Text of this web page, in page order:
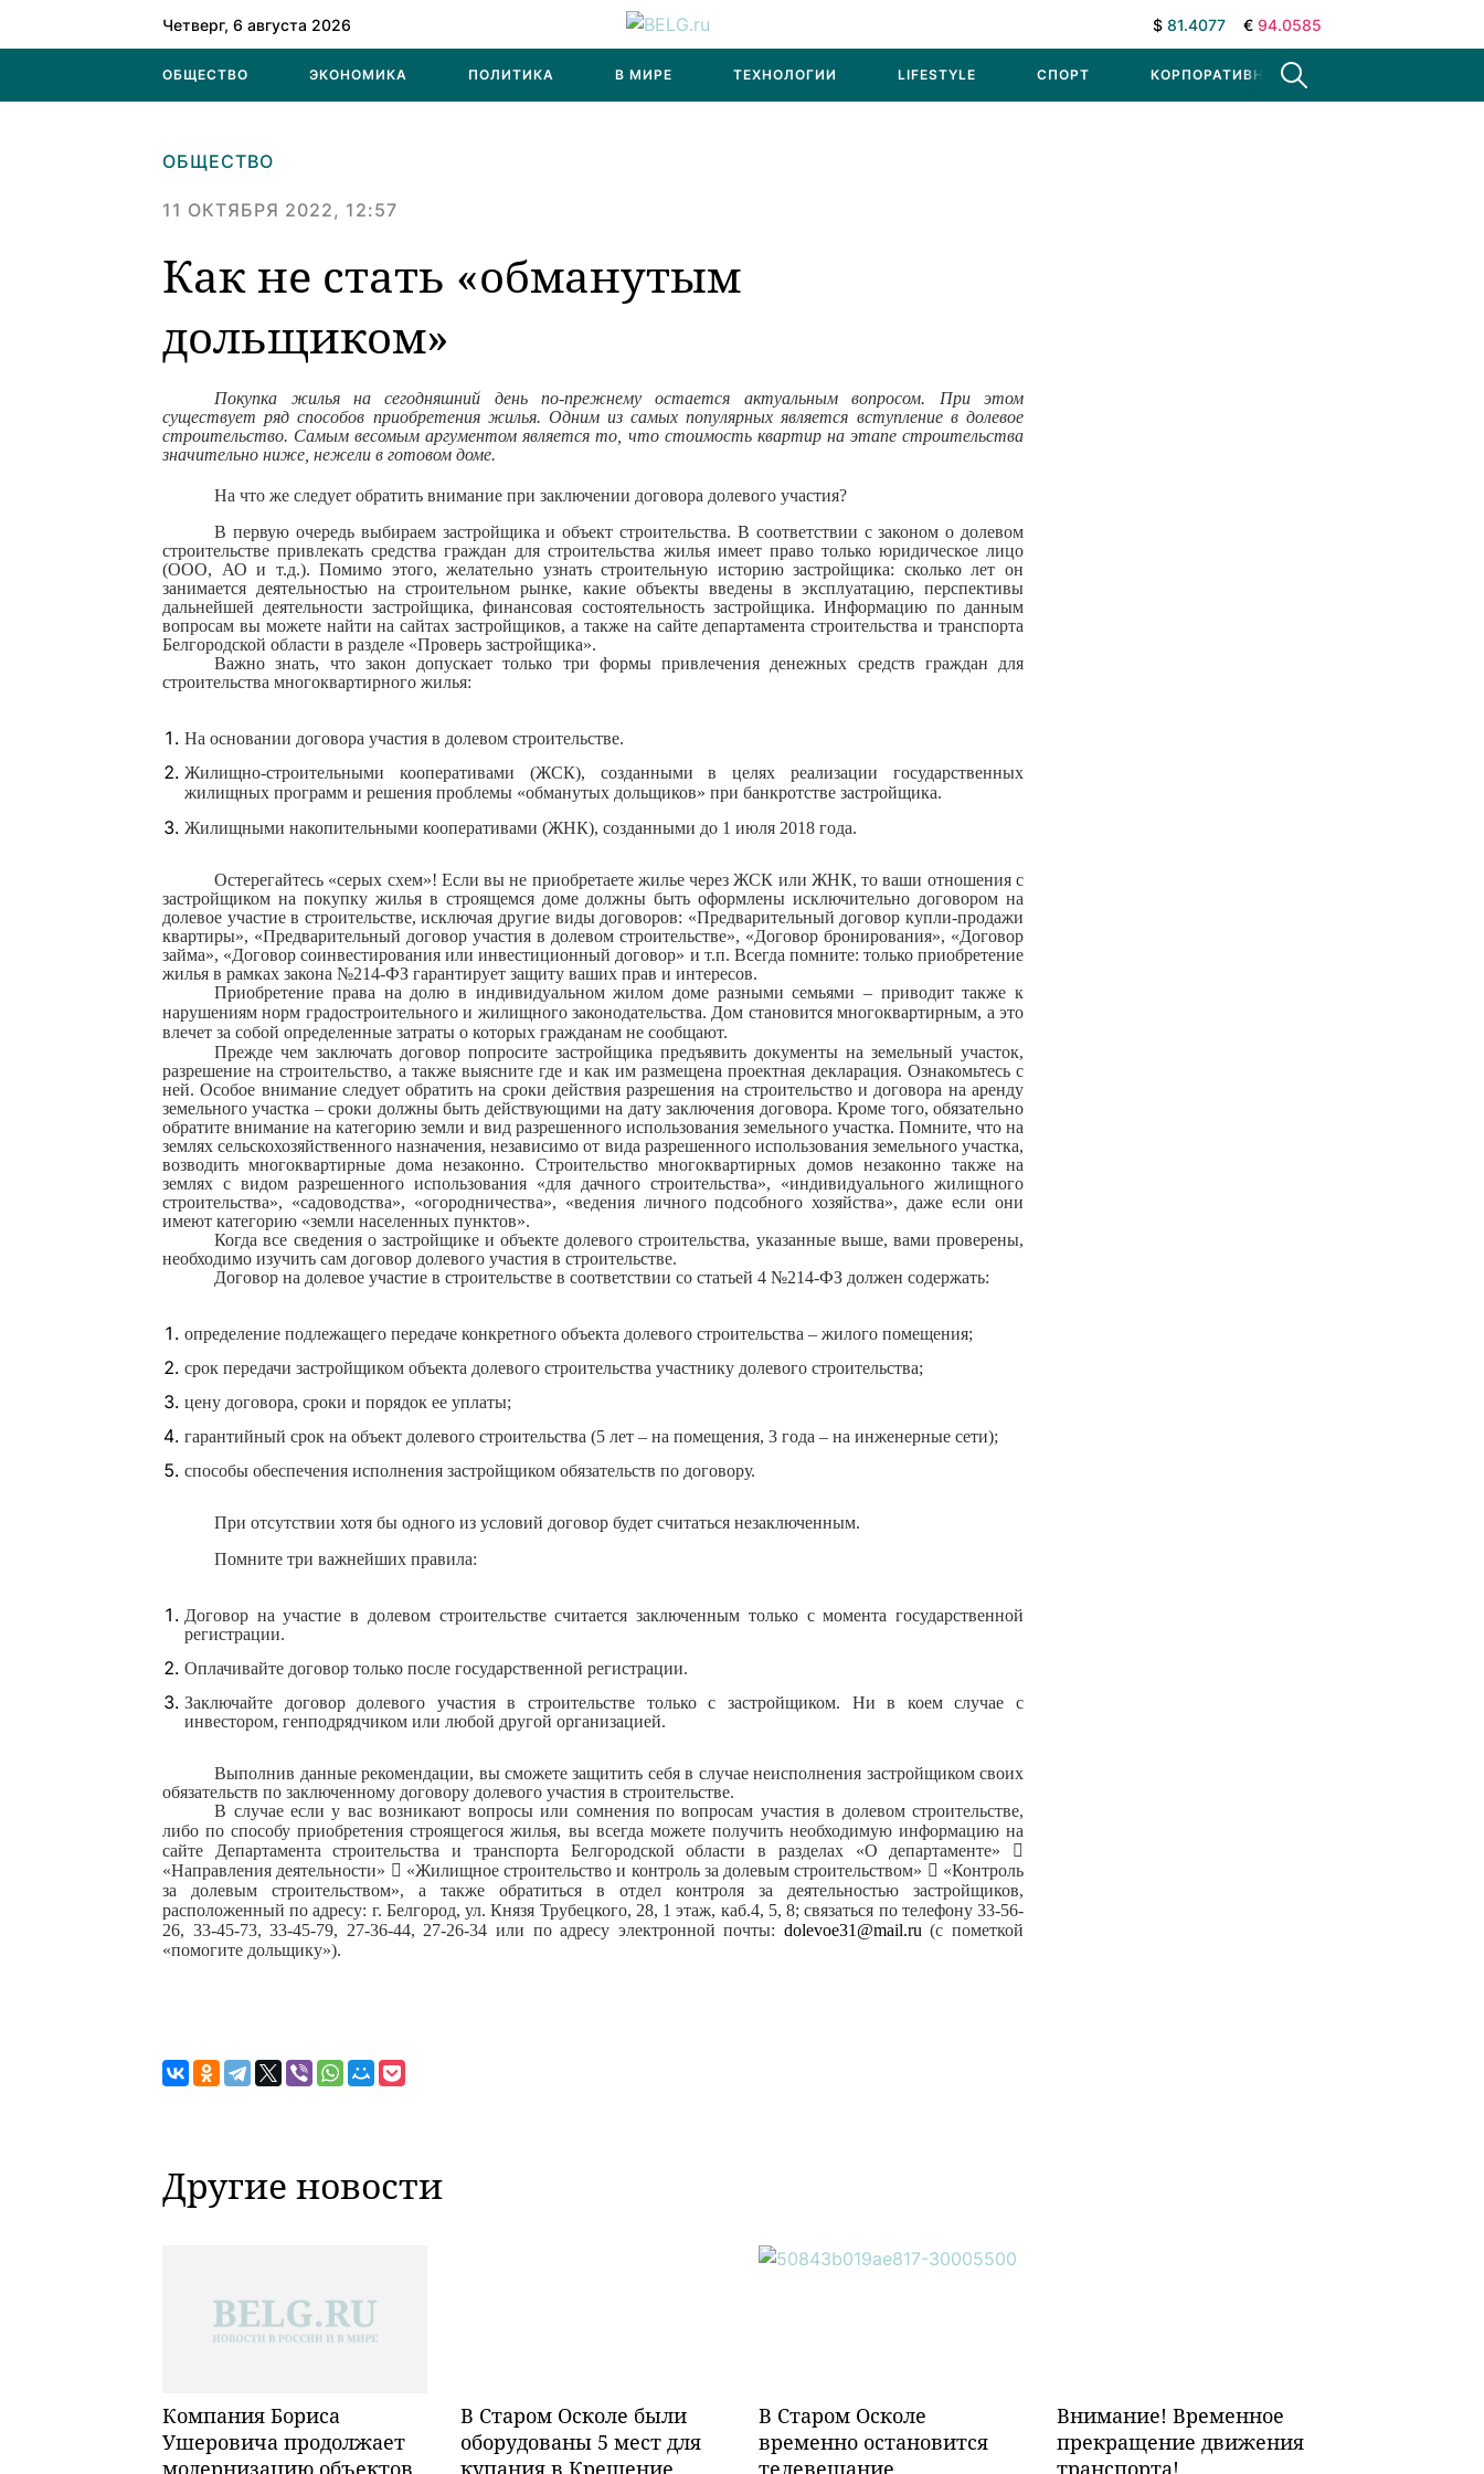
Четверг, 6 августа 2026 $ 81.4077 € 94.0585
ОБЩЕСТВО ЭКОНОМИКА ПОЛИТИКА В МИРЕ ТЕХНОЛОГИИ LIFESTYLE СПОРТ КОРПОРАТИВНЫЕ НОВОСТИ
ОБЩЕСТВО
11 ОКТЯБРЯ 2022, 12:57
Как не стать «обманутым
дольщиком»
Покупка жилья на сегодняшний день по-прежнему остается актуальным вопросом. При этом
существует ряд способов приобретения жилья. Одним из самых популярных является вступление в долевое
строительство. Самым весомым аргументом является то, что стоимость квартир на этапе строительства
значительно ниже, нежели в готовом доме.
На что же следует обратить внимание при заключении договора долевого участия?
В первую очередь выбираем застройщика и объект строительства. В соответствии с законом о долевом
строительстве привлекать средства граждан для строительства жилья имеет право только юридическое лицо
(ООО, АО и т.д.). Помимо этого, желательно узнать строительную историю застройщика: сколько лет он
занимается деятельностью на строительном рынке, какие объекты введены в эксплуатацию, перспективы
дальнейшей деятельности застройщика, финансовая состоятельность застройщика. Информацию по данным
вопросам вы можете найти на сайтах застройщиков, а также на сайте департамента строительства и транспорта
Белгородской области в разделе «Проверь застройщика».
Важно знать, что закон допускает только три формы привлечения денежных средств граждан для
строительства многоквартирного жилья:
На основании договора участия в долевом строительстве.
Жилищно-строительными кооперативами (ЖСК), созданными
в целях реализации государственных
жилищных программ и решения проблемы «обманутых дольщиков» при банкротстве застройщика.
Жилищными накопительными кооперативами (ЖНК), созданными до 1 июля 2018 года.
Остерегайтесь «серых схем»! Если вы не приобретаете жилье через ЖСК или ЖНК, то ваши отношения с
застройщиком на покупку жилья в строящемся доме должны быть оформлены исключительно договором на
долевое участие в строительстве, исключая другие виды договоров: «Предварительный договор купли-продажи
квартиры», «Предварительный договор участия в долевом строительстве», «Договор бронирования», «Договор
займа», «Договор соинвестирования или инвестиционный договор» и т.п. Всегда помните: только приобретение
жилья в рамках закона №214-ФЗ гарантирует защиту ваших прав и интересов.
Приобретение права на долю в индивидуальном жилом доме разными семьями – приводит также к
нарушениям норм градостроительного и жилищного законодательства. Дом становится многоквартирным, а это
влечет за собой определенные затраты о которых гражданам не сообщают.
Прежде чем заключать договор попросите застройщика предъявить документы на земельный участок,
разрешение на строительство, а также выясните где и как им размещена проектная декларация. Ознакомьтесь с
ней. Особое внимание следует обратить на сроки действия разрешения на строительство и договора на аренду
земельного участка – сроки должны быть действующими на дату заключения договора. Кроме того, обязательно
обратите внимание на категорию земли и вид разрешенного использования земельного участка. Помните, что на
землях сельскохозяйственного назначения, независимо от вида разрешенного использования земельного участка,
возводить многоквартирные дома незаконно. Строительство многоквартирных домов незаконно также на
землях с видом разрешенного использования «для дачного строительства», «индивидуального жилищного
строительства», «садоводства», «огородничества», «ведения личного подсобного хозяйства», даже если они
имеют категорию «земли населенных пунктов».
Когда все сведения о застройщике и объекте долевого строительства, указанные выше, вами проверены,
необходимо изучить сам договор долевого участия в строительстве.
Договор на долевое участие в строительстве в соответствии со статьей 4 №214-ФЗ должен содержать:
определение подлежащего передаче конкретного объекта долевого строительства – жилого помещения;
срок передачи застройщиком объекта долевого строительства участнику долевого строительства;
цену договора, сроки и порядок ее уплаты;
гарантийный срок на объект долевого строительства (5 лет – на помещения, 3 года – на инженерные сети);
способы обеспечения исполнения застройщиком обязательств по договору.
При отсутствии хотя бы одного из условий договор будет считаться незаключенным.
Помните три важнейших правила:
Договор на участие в долевом строительстве считается заключенным только с момента государственной
регистрации.
Оплачивайте договор только после государственной регистрации.
Заключайте договор долевого участия в строительстве только с застройщиком. Ни в коем случае с
инвестором, генподрядчиком или любой другой организацией.
Выполнив данные рекомендации, вы сможете защитить себя в случае неисполнения застройщиком своих
обязательств по заключенному договору долевого участия в строительстве.
В случае если у вас возникают вопросы или сомнения по вопросам участия в долевом строительстве,
либо по способу приобретения строящегося жилья, вы всегда можете получить необходимую информацию на
сайте Департамента строительства и транспорта Белгородской области в разделах «О департаменте»

«Направления деятельности»  «Жилищное строительство и контроль за долевым строительством»  «Контроль
за долевым строительством», а также обратиться в отдел контроля за деятельностью застройщиков,
расположенный по адресу: г. Белгород, ул. Князя Трубецкого, 28, 1 этаж, каб.4, 5, 8; связаться по телефону 33-56-
26, 33-45-73, 33-45-79, 27-36-44, 27-26-34 или по адресу электронной почты: dolevoe31@mail.ru (с пометкой
«помогите дольщику»).
Другие новости
Компания Бориса
Ушеровича продолжает
В Старом Осколе были
оборудованы 5 мест для
В Старом Осколе
временно остановится
Внимание! Временное
прекращение движения